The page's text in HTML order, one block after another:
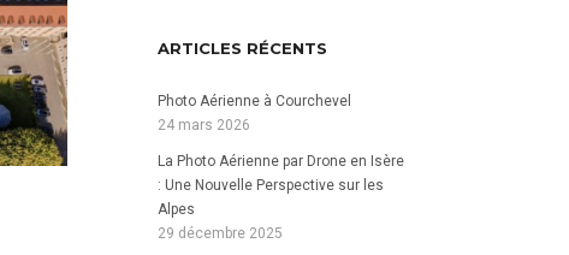
ARTICLES RÉCENTS
Photo Aérienne à Courchevel
24 mars 2026
La Photo Aérienne par Drone en Isère
: Une Nouvelle Perspective sur les
Alpes
29 décembre 2025